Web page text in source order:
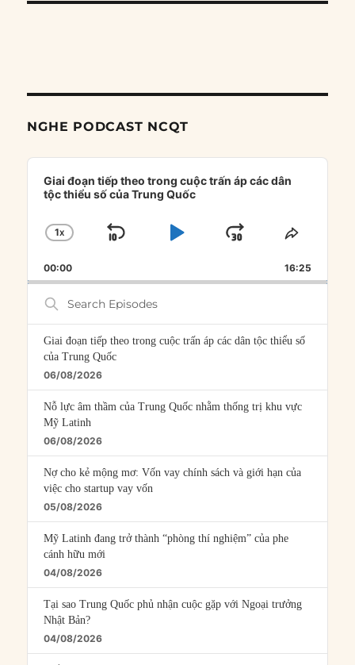
NGHE PODCAST NCQT
Audio
Player
Giai đoạn tiếp theo trong cuộc trấn áp các dân
tộc thiểu số của Trung Quốc
CHANGE
RATE
1X
SKIP
PLAYJUMP
FORWARD
SHARE
00:00 16:25
Search
Episodes
Giai đoạn tiếp theo trong cuộc trấn áp các dân tộc thiểu số
của Trung Quốc
06/08/2026
Nỗ lực âm thầm của Trung Quốc nhằm thống trị khu vực
Mỹ Latinh
06/08/2026
Nợ cho kẻ mộng mơ: Vốn vay chính sách và giới hạn của
việc cho startup vay vốn
05/08/2026
Mỹ Latinh đang trở thành “phòng thí nghiệm” của phe
cánh hữu mới
04/08/2026
Tại sao Trung Quốc phủ nhận cuộc gặp với Ngoại trưởng
Nhật Bản?
04/08/2026